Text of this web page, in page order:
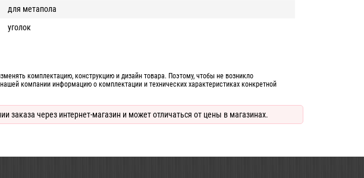
для метапола
уголок
комплектацию, конструкцию и дизайн товара. Поэтому, чтобы не возникло
компании информацию о комплектации и технических характеристиках конкретной
заказа через интернет-магазин и может отличаться от цены в магазинах.